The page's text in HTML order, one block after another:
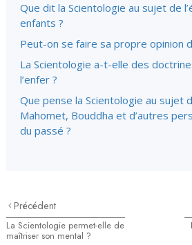
Que dit la Scientologie au sujet de
enfants ?
Peut-on se faire sa propre opinion
La Scientologie a-t-elle des
l’enfer ?
Que pense la Scientologie au sujet
Mahomet, Bouddha et d’autres
du passé ?
Précédent
La Scientologie permet-elle de
maîtriser son mental ?